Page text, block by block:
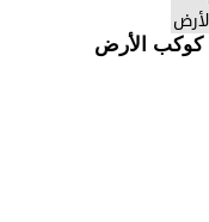
كوكب الأرض